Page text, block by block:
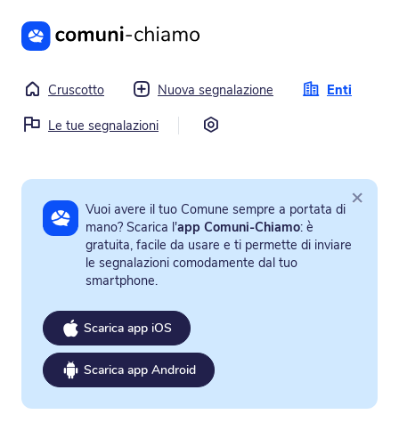
Vai al contenuto principale
Cruscotto Nuova segnalazione
Enti
Le tue segnalazioni
Vuoi avere il tuo Comune sempre a portata di
mano? Scarica l'app Comuni-Chiamo: è
gratuita, facile da usare e ti permette di inviare
le segnalazioni comodamente dal tuo
smartphone.
Scarica app iOS
Scarica app Android
×